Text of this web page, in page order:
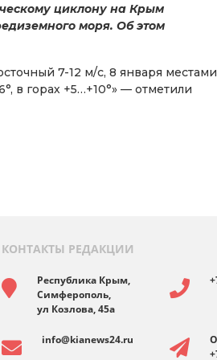
циклону на Крым
моря. Об этом
7-12 м/с, 8 января местами
в горах +5…+10°» — отметили
погасили
долгов по